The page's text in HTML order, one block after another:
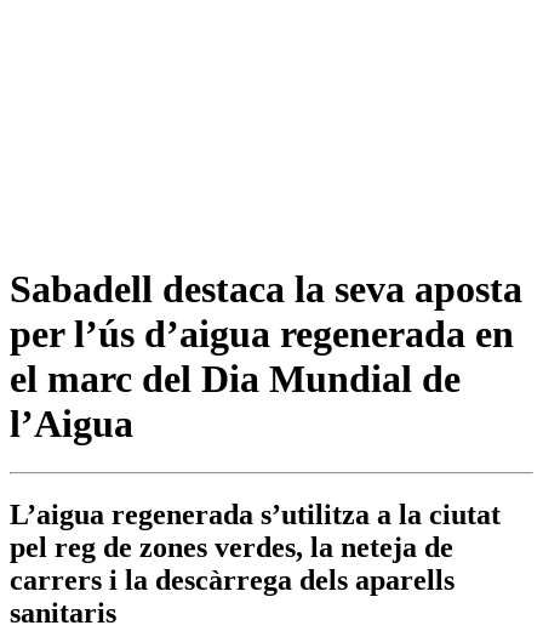
Sabadell destaca la seva aposta
per l’ús d’aigua regenerada en
el marc del Dia Mundial de
l’Aigua
L’aigua regenerada s’utilitza a la ciutat
pel reg de zones verdes, la neteja de
carrers i la descàrrega dels aparells
sanitaris